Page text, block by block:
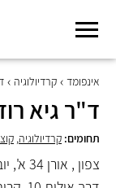
אינפומד קרדיולוגיה
ד"ר גיא
תחומים: קרדיולוגיה,
צפון , אורן 34 א', יובלים